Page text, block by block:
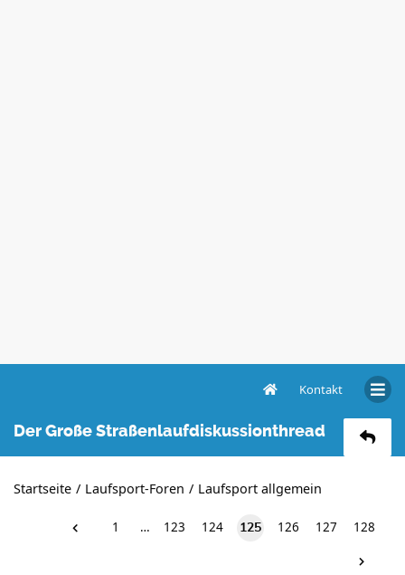
Kontakt
Der Große Straßenlaufdiskussionthread
Startseite Laufsport-Foren Laufsport allgemein
1 … 123 124 125 126 127 128